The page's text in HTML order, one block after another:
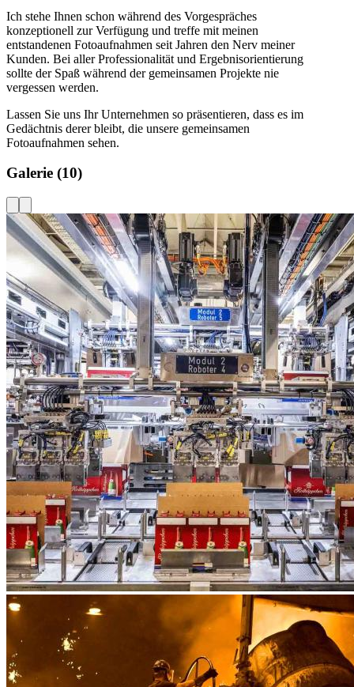
Ich stehe Ihnen schon während des Vorgespräches
konzeptionell zur Verfügung und treffe mit meinen
entstandenen Fotoaufnahmen seit Jahren den Nerv meiner
Kunden. Bei aller Professionalität und Ergebnisorientierung
sollte der Spaß während der gemeinsamen Projekte nie
vergessen werden.
Lassen Sie uns Ihr Unternehmen so präsentieren, dass es im
Gedächtnis derer bleibt, die unsere gemeinsamen
Fotoaufnahmen sehen.
Galerie (10)